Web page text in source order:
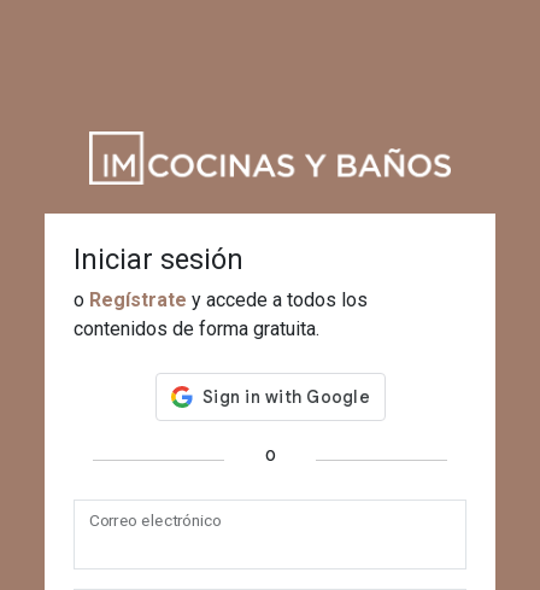
Iniciar sesión
o Regístrate y accede a todos los
contenidos de forma gratuita.
o
Correo electrónico